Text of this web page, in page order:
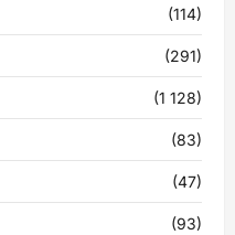
(114)
(291)
(1 128)
(83)
(47)
(93)